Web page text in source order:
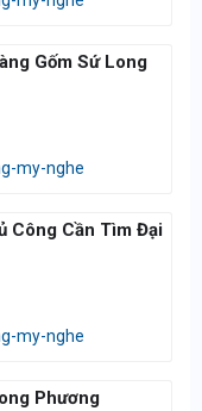
Gốm Sứ Long
my-nghe
Công Cần Tìm Đại
my-nghe
Phương